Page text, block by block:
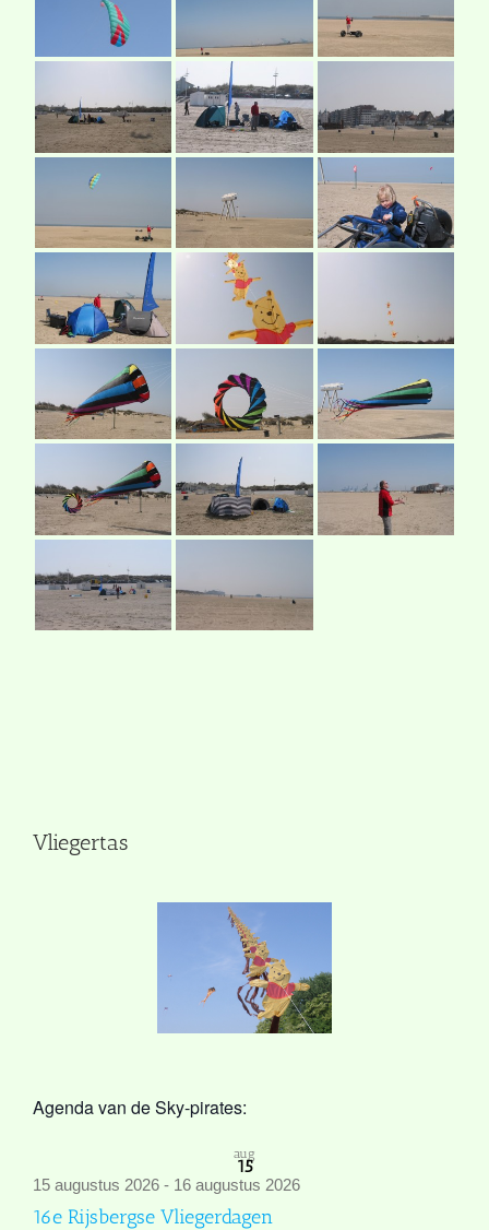
Vliegertas
Agenda van de Sky-pirates:
aug
15
15 augustus 2026 - 16 augustus 2026
16e Rijsbergse Vliegerdagen